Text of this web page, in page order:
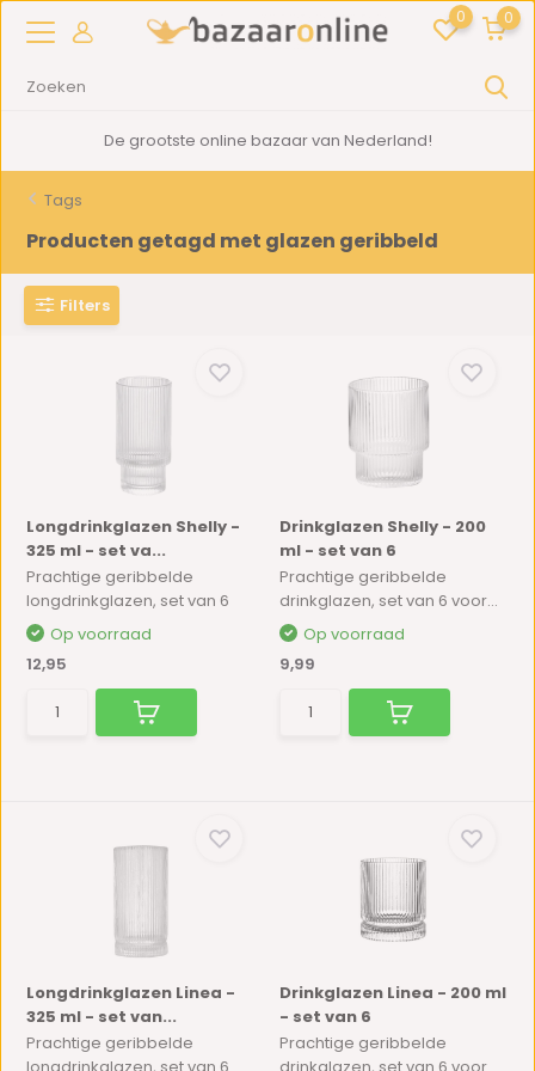
0 0
De grootste online bazaar van Nederland!
Tags
Producten getagd met glazen geribbeld
Filters
Longdrinkglazen Shelly -
325 ml - set va...
Prachtige geribbelde
longdrinkglazen, set van 6
Op voorraad
12,95
Drinkglazen Shelly - 200
ml - set van 6
Prachtige geribbelde
drinkglazen, set van 6 voor...
Op voorraad
9,99
Longdrinkglazen Linea -
325 ml - set van...
Prachtige geribbelde
Drinkglazen Linea - 200 ml
- set van 6
Prachtige geribbelde